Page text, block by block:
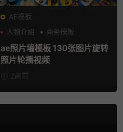
AE模板
人物介绍
商务模板
幻灯片
ae照片墙模板 130张图片旋转
照片轮播视频
2周前